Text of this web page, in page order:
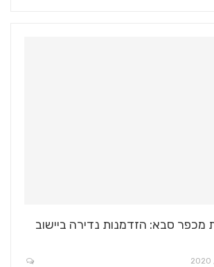
מכפר סבא: הזדמנות נדירה ביישוב